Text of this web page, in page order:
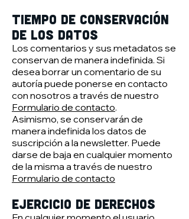
Tiempo de conservación
de los datos
Los comentarios y sus metadatos se
conservan de manera indefinida. Si
desea borrar un comentario de su
autoría puede ponerse en contacto
con nosotros a través de nuestro
Formulario de contacto.
Asimismo, se conservarán de
manera indefinida los datos de
suscripción a la newsletter. Puede
darse de baja en cualquier momento
de la misma a través de nuestro
Formulario de contacto
Ejercicio de derechos